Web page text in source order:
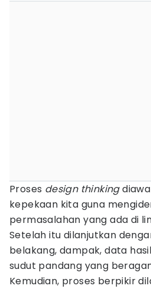
Proses design thinking
kepekaan kita guna
permasalahan yang ada di
Setelah itu dilanjutkan
belakang, dampak, data
sudut pandang yang
Kemudian, proses berpikir